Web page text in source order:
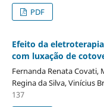
PDF
Efeito da
com luxação de
Fernanda Renata Covati,
Regina da Silva, Vinícius
137